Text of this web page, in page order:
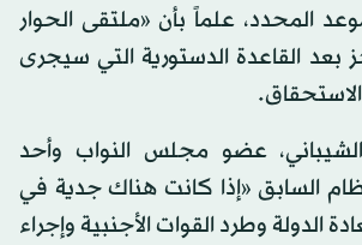
المحدد، علماً بأن «ملتقى الحوار
بعد القاعدة الدستورية التي سيجرى
عضو مجلس النواب وأحد
السابق «إذا كانت هناك جدية في
الدولة وطرد القوات الأجنبية وإجراء